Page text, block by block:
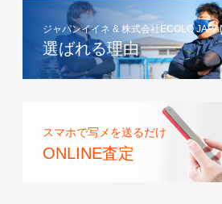
ジャパンイイネ & 株式会社ECOLO
選ばれる理由
スマホで写メを送るだけ
ONLINE査定